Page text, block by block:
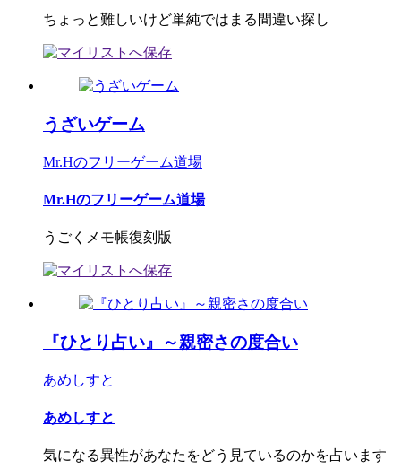
ちょっと難しいけど単純ではまる間違い探し
うざいゲーム
Mr.Hのフリーゲーム道場
Mr.Hのフリーゲーム道場
うごくメモ帳復刻版
『ひとり占い』～親密さの度合い
あめしすと
あめしすと
気になる異性があなたをどう見ているのかを占います